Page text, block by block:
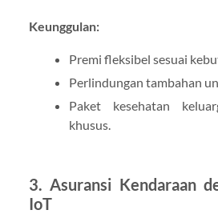
Keunggulan:
Premi fleksibel sesuai
Perlindungan tambahan
Paket kesehatan
khusus.
3. Asuransi Kendaraan
IoT